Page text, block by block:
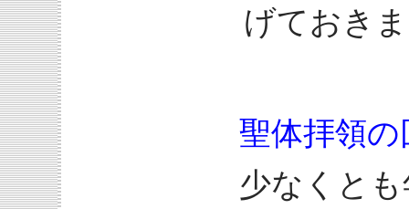
げておき
聖体拝領
少なくと